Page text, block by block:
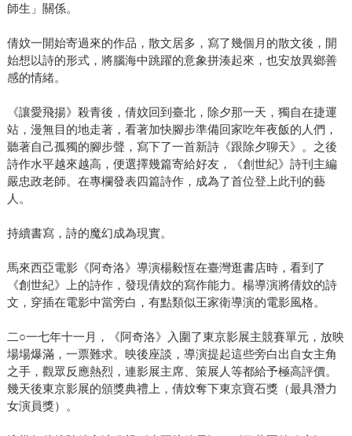
師生」關係。
倩妏一開始寄過來的作品，散文居多，寫了幾個月的散文後，開
始想以詩的形式，將腦海中跳躍的意象拼湊起來，也安放異鄉善
感的情緒。
《讓愛飛揚》殺青後，倩妏回到臺北，除夕那一天，獨自在捷運
站，漫無目的地走著，看著加快腳步準備回家吃年夜飯的人們，
聽著自己孤獨的腳步聲，寫下了一首新詩《跟除夕聊天》。之後
詩作水平越來越高，便選擇幾篇寄給好友，《創世紀》詩刊主編
嚴忠政老師。在專欄發表四篇詩作，成為了首位登上此刊的藝
人。
持續書寫，詩的魔幻成為現實。
馬來西亞電影《阿奇洛》導演楊毅恆在臺灣逛書店時，看到了
《創世紀》上的詩作，發現倩妏的寫作能力。楊導演將倩妏的詩
文，穿插在電影中當旁白，有點類似王家衛導演的電影風格。
二○一七年十一月，《阿奇洛》入圍了東京影展主競賽單元，放映
場場爆滿，一票難求。映後座談，導演提起這些旁白出自女主角
之手，觀眾反應熱烈，連影展主席、策展人等都給予極高評價。
幾天後東京影展的頒獎典禮上，倩妏奪下東京寶石獎（最具潛力
女演員獎）。